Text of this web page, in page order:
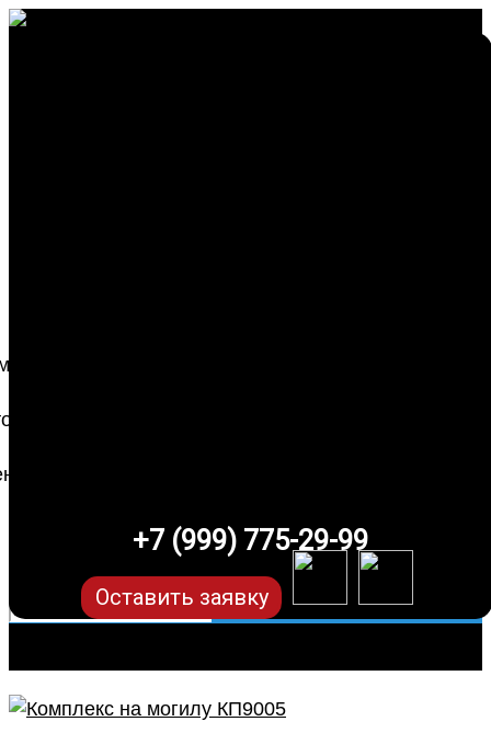
+7 (999) 775-29-99
Оставить заявку